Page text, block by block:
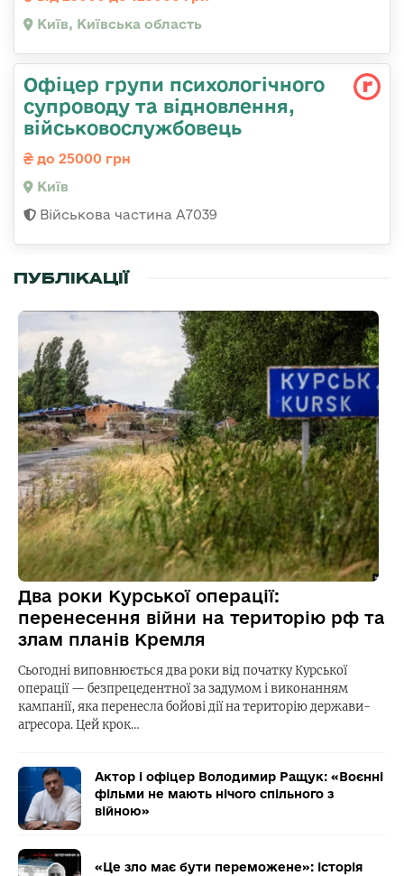
Київ, Київська область
Офіцер групи психологічного
супроводу та відновлення,
військовослужбовець
до 25000 грн
Київ
Військова частина А7039
ПУБЛІКАЦІЇ
Два роки Курської операції:
перенесення війни на територію рф та
злам планів Кремля
Сьогодні виповнюється два роки від початку Курської
операції — безпрецедентної за задумом і виконанням
кампанії, яка перенесла бойові дії на територію держави-
агресора. Цей крок…
Актор і офіцер Володимир Ращук: «Воєнні
фільми не мають нічого спільного з
війною»
«Це зло має бути переможене»: історія